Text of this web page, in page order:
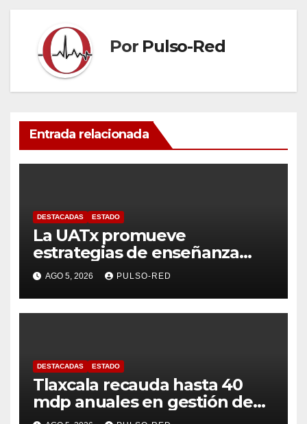
Por Pulso-Red
Entrada relacionada
DESTACADAS ESTADO
La UATx promueve
estrategias de enseñanza
centradas en el contexto de
sus estudiantes
AGO 5, 2026 PULSO-RED
DESTACADAS ESTADO
Tlaxcala recauda hasta 40
mdp anuales en gestión de
residuos: PAA